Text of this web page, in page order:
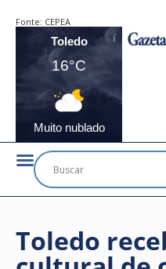
Fonte: CEPEA
Toledo
16°C
Muito nublado
Toledo